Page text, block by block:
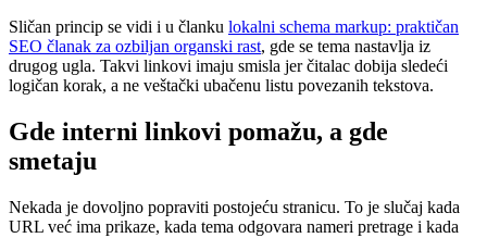
Sličan princip se vidi i u članku lokalni schema markup: praktičan
SEO članak za ozbiljan organski rast, gde se tema nastavlja iz
drugog ugla. Takvi linkovi imaju smisla jer čitalac dobija sledeći
logičan korak, a ne veštački ubačenu listu povezanih tekstova.
Gde interni linkovi pomažu, a gde
smetaju
Nekada je dovoljno popraviti postojeću stranicu. To je slučaj kada
URL već ima prikaze, kada tema odgovara nameri pretrage i kada